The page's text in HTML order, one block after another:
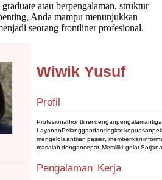
atau berpengalaman, struktur
Anda mampu menunjukkan
seorang frontliner profesional.